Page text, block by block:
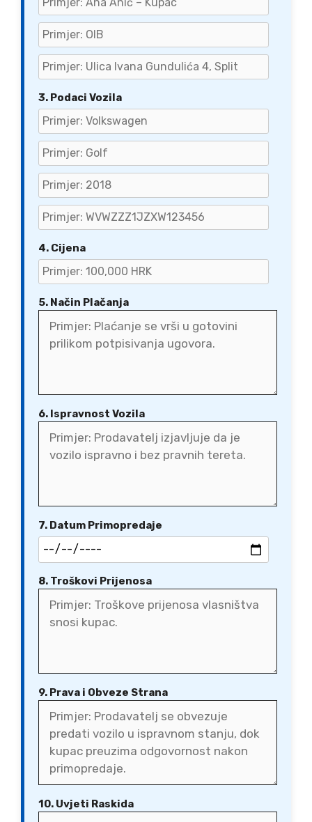
3. Podaci Vozila
4. Cijena
5. Način Plačanja
6. Ispravnost Vozila
7. Datum Primopredaje
8. Troškovi Prijenosa
9. Prava i Obveze Strana
10. Uvjeti Raskida